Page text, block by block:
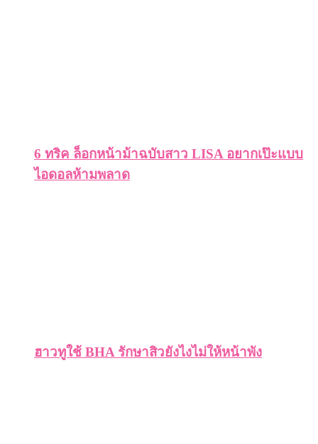
6 ทริค ล็อกหน้าม้าฉบับสาว LISA อยากเป๊ะแบบ
ไอดอลห้ามพลาด
ฮาวทูใช้ BHA รักษาสิวยังไงไม่ให้หน้าพัง